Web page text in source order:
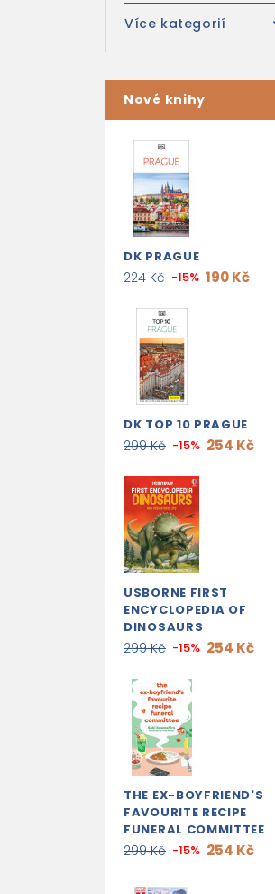
Více kategorií
Nové knihy
DK PRAGUE
224 Kč -15% 190 Kč
DK TOP 10 PRAGUE
299 Kč -15% 254 Kč
USBORNE FIRST
ENCYCLOPEDIA OF
DINOSAURS
299 Kč -15% 254 Kč
THE EX-BOYFRIEND'S
FAVOURITE RECIPE
FUNERAL COMMITTEE
299 Kč -15% 254 Kč